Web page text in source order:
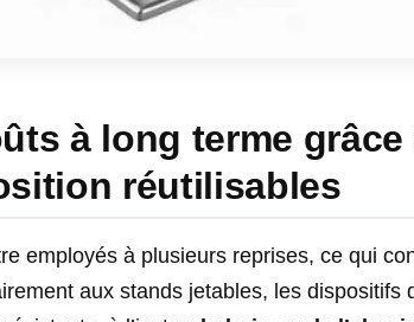
à long terme grâce
réutilisables
employés à plusieurs reprises, ce qui
aux stands jetables, les dispositifs